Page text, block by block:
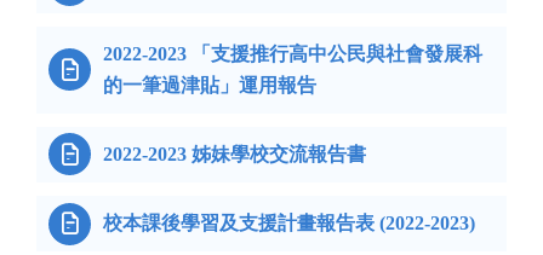

2022-2023 「支援推行高中公民與社會發展科
的一筆過津貼」運用報告
 2022-2023 姊妹學校交流報告書
 校本課後學習及支援計畫報告表 (2022-2023)